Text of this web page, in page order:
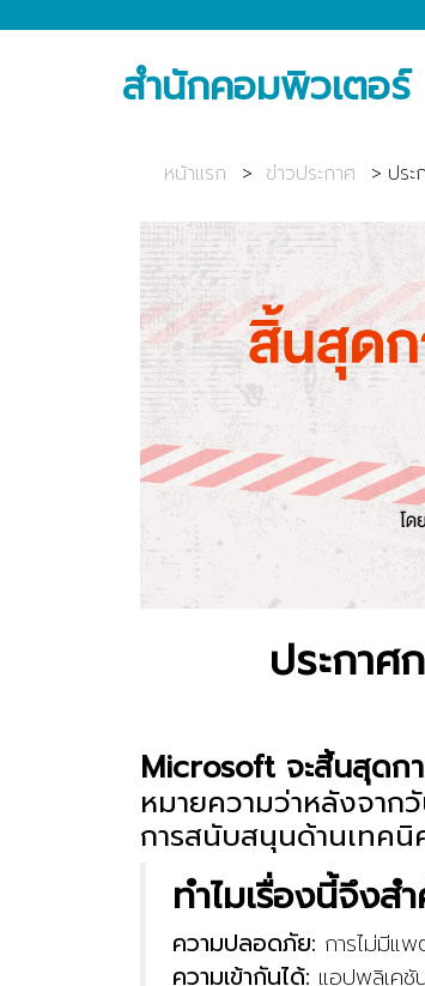
สำนักคอมพิวเตอร์
หน้าแรก ข่าวประกาศ ปร
ประกา
Microsoft จะสิ้นสุดก
หมายความว่าหลังจาก
การสนับสนุนด้านเทค
ทำไมเรื่องนี้จึงส
ความปลอดภัย: การไม่มีแพ
ความเข้ากันได้: แอปพลิเคชั